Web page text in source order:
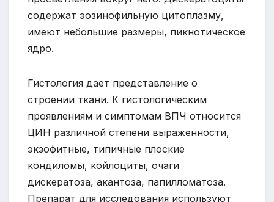
содержат эозинофильную цитоплазму,
имеют небольшие размеры, пикнотическое
ядро.
Гистология дает представление о
строении ткани. К гистологическим
проявлениям и симптомам ВПЧ относится
ЦИН различной степени выраженности,
экзофитные, типичные плоские
кондиломы, койлоциты, очаги
дискератоза, акантоза, папилломатоза.
Препарат для исследования используют